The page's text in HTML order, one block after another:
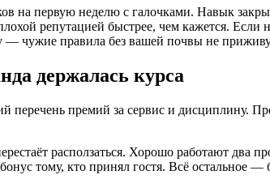
на первую неделю с галочками. Навык
репутацией быстрее, чем кажется.
— чужие правила без вашей почвы не
держалась курса
перечень премий за сервис и дисциплину.
расползаться. Хорошо работают два
тому, кто принял гостя. Всё остальное —